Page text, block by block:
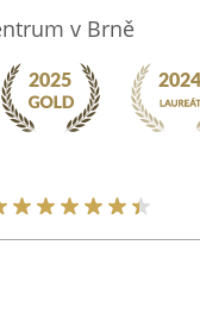
v Brně